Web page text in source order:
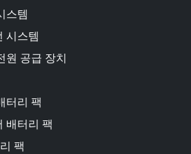
스템
시스템
원 공급 장치
터리 팩
배터리 팩
팩